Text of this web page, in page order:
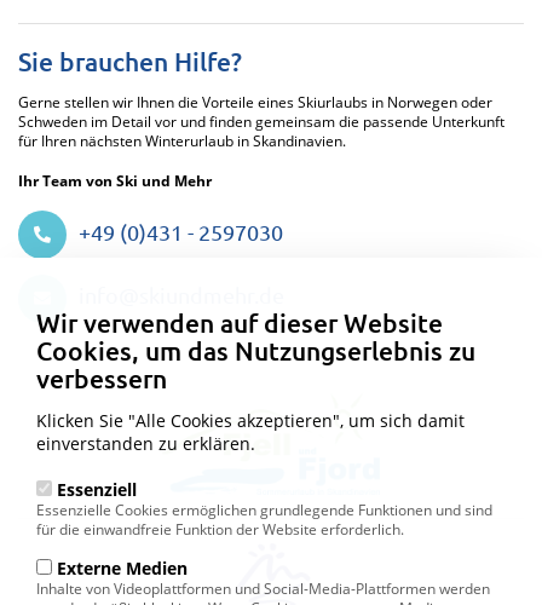
Sie brauchen Hilfe?
Gerne stellen wir Ihnen die Vorteile eines Skiurlaubs in Norwegen oder
Schweden im Detail vor und finden gemeinsam die passende Unterkunft
für Ihren nächsten Winterurlaub in Skandinavien.
Ihr Team von Ski und Mehr
+49 (0)431 - 2597030
Wir verwenden auf dieser Website
Cookies, um das Nutzungserlebnis zu
verbessern
Klicken Sie "Alle Cookies akzeptieren", um sich damit
einverstanden zu erklären.
Essenziell
Essenzielle Cookies ermöglichen grundlegende Funktionen und sind
für die einwandfreie Funktion der Website erforderlich.
Externe Medien
Inhalte von Videoplattformen und Social-Media-Plattformen werden